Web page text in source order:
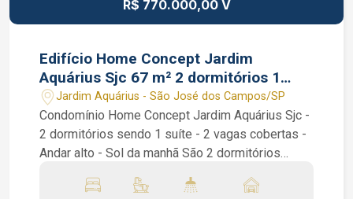
R$ 770.000,00 V
Edifício Home Concept Jardim
Aquárius Sjc 67 m² 2 dormitórios 1
suíte
Jardim Aquárius - São José dos Campos/SP
Condomínio Home Concept Jardim Aquárius Sjc -
2 dormitórios sendo 1 suíte - 2 vagas cobertas -
Andar alto - Sol da manhã São 2 dormitórios
armários planejados, suíte com sacada, sala de